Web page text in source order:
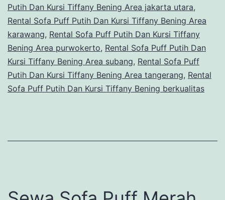
Putih Dan Kursi Tiffany Bening Area jakarta utara,
Rental Sofa Puff Putih Dan Kursi Tiffany Bening Area
karawang, Rental Sofa Puff Putih Dan Kursi Tiffany
Bening Area purwokerto, Rental Sofa Puff Putih Dan
Kursi Tiffany Bening Area subang, Rental Sofa Puff
Putih Dan Kursi Tiffany Bening Area tangerang, Rental
Sofa Puff Putih Dan Kursi Tiffany Bening berkualitas